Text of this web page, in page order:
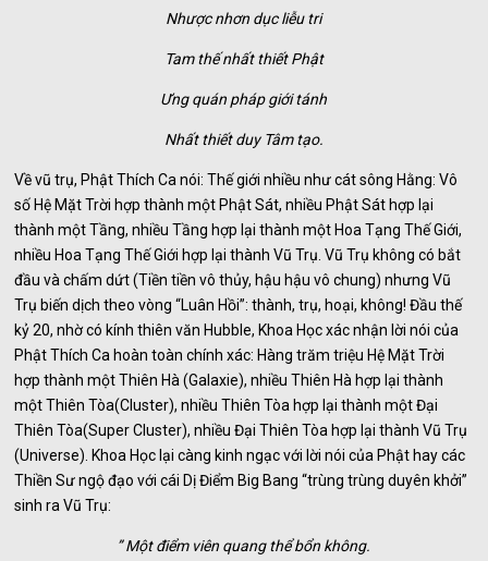
Nhược nhơn dục liễu tri
Tam thế nhất thiết Phật
Ưng quán pháp giới tánh
Nhất thiết duy Tâm tạo.
Về vũ trụ, Phật Thích Ca nói: Thế giới nhiều như cát sông Hằng: Vô
số Hệ Mặt Trời hợp thành một Phật Sát, nhiều Phật Sát hợp lại
thành một Tầng, nhiều Tầng hợp lại thành một Hoa Tạng Thế Giới,
nhiều Hoa Tạng Thế Giới hợp lại thành Vũ Trụ. Vũ Trụ không có bắt
đầu và chấm dứt (Tiền tiền vô thủy, hậu hậu vô chung) nhưng Vũ
Trụ biến dịch theo vòng “Luân Hồi”: thành, trụ, hoại, không! Đầu thế
kỷ 20, nhờ có kính thiên văn Hubble, Khoa Học xác nhận lời nói của
Phật Thích Ca hoàn toàn chính xác: Hàng trăm triệu Hệ Mặt Trời
hợp thành một Thiên Hà (Galaxie), nhiều Thiên Hà hợp lại thành
một Thiên Tòa(Cluster), nhiều Thiên Tòa hợp lại thành một Đại
Thiên Tòa(Super Cluster), nhiều Đại Thiên Tòa hợp lại thành Vũ Trụ
(Universe). Khoa Học lại càng kinh ngạc với lời nói của Phật hay các
Thiền Sư ngộ đạo với cái Dị Điểm Big Bang “trùng trùng duyên khởi”
sinh ra Vũ Trụ:
” Một điểm viên quang thể bổn không.